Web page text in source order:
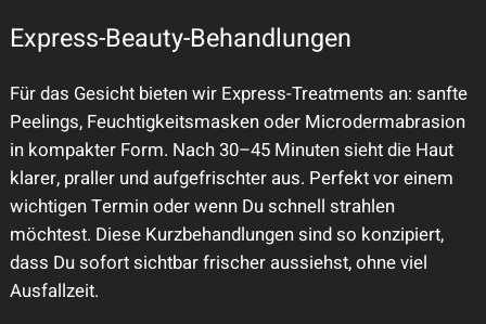
Express-Beauty-Behandlungen
Für das Gesicht bieten wir Express-Treatments an: sanfte
Peelings, Feuchtigkeitsmasken oder Microdermabrasion
in kompakter Form. Nach 30–45 Minuten sieht die Haut
klarer, praller und aufgefrischter aus. Perfekt vor einem
wichtigen Termin oder wenn Du schnell strahlen
möchtest. Diese Kurzbehandlungen sind so konzipiert,
dass Du sofort sichtbar frischer aussiehst, ohne viel
Ausfallzeit.